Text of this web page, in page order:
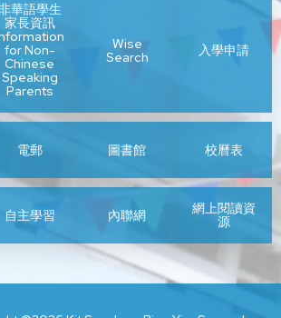
華語學生
家長資訊
for Non-
Chinese
Speaking
Parents
Wise
Search
入學申請
電郵 圖書館 校曆表
自主學習 內聯網
網上閱讀資
源